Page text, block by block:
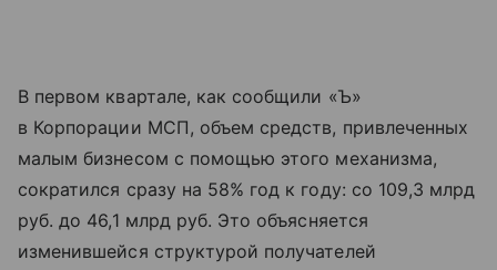
В первом квартале, как сообщили «Ъ»
в Корпорации МСП, объем средств, привлеченных
малым бизнесом c помощью этого механизма,
сократился сразу на 58% год к году: со 109,3 млрд
руб. до 46,1 млрд руб. Это объясняется
изменившейся структурой получателей